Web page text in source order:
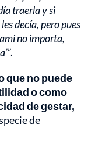
traerla y si
decía, pero pues
no importa,
”.
que no puede
o como
de gestar,
de